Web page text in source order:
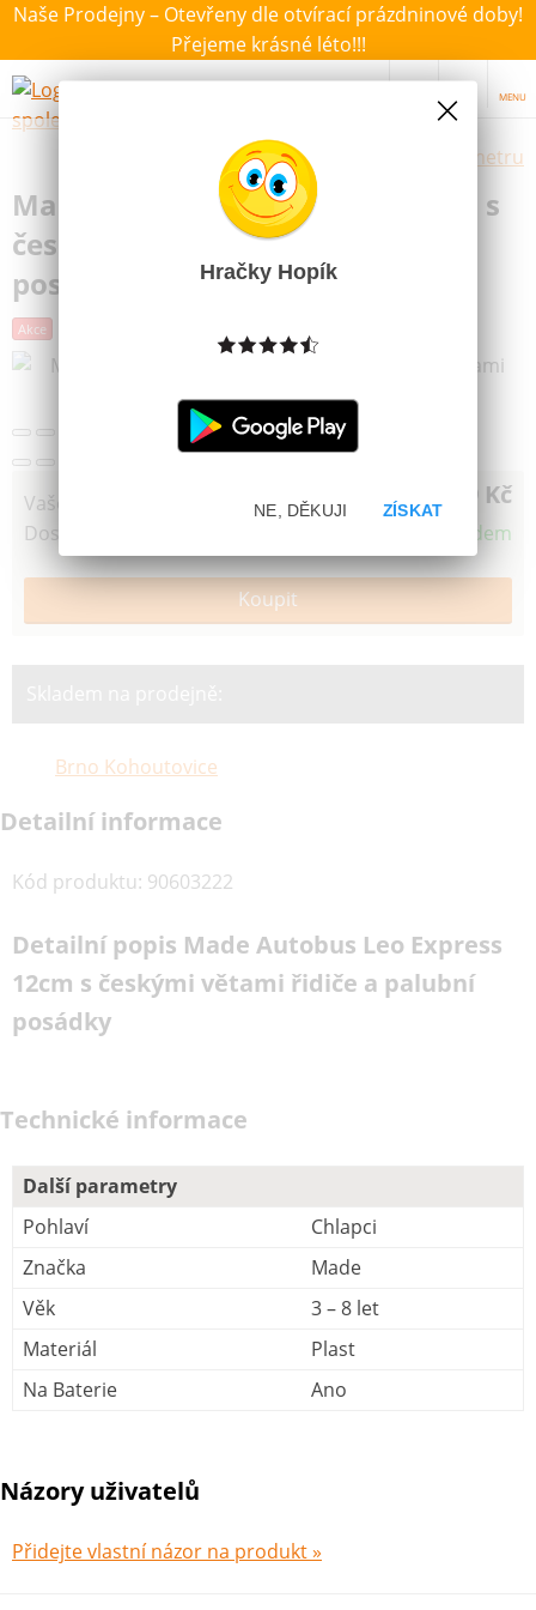
Naše Prodejny – Otevřeny dle otvírací prázdninové doby!
Přejeme krásné léto!!!
MENU
Výběr hraček dle zvoleného parametru
Made Autobus Leo Express 12cm s
českými větami řidiče a palubní
posádky
Akce
Další obrázky
Vaše cena 249 Kč
Dostupnost Skladem
Brno Kohoutovice
Detailní informace
Kód produktu: 90603222
Detailní popis Made Autobus Leo Express
12cm s českými větami řidiče a palubní
posádky
Technické informace
Další parametry
Pohlaví
Chlapci
Značka
Made
Věk
3 – 8 let
Materiál
Plast
Na Baterie
Ano
Názory uživatelů
Přidejte vlastní názor na produkt »
Hračky Hopík
ZÍSKAT
NE, DĚKUJI